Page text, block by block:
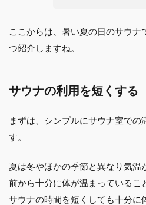
ここからは、暑い夏の日のサウ
つ紹介しますね。
サウナの利用を短くする
まずは、シンプルにサウナ室で
す。
夏は冬やほかの季節と異なり気温
前から十分に体が温まっているこ
サウナの時間を短くしても十分に